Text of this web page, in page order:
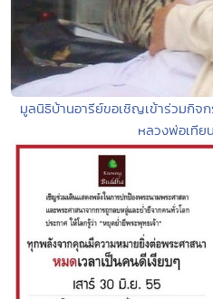
มูลนิธิบ้านอารีย์ขอเชิญเข้าร่วมกิจ
หลวงพ่อเที